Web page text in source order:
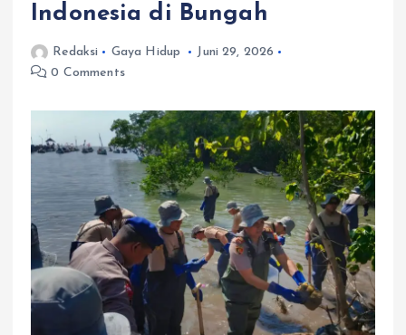
Indonesia di Bungah
Redaksi Gaya Hidup
Juni 29, 2026
0 Comments